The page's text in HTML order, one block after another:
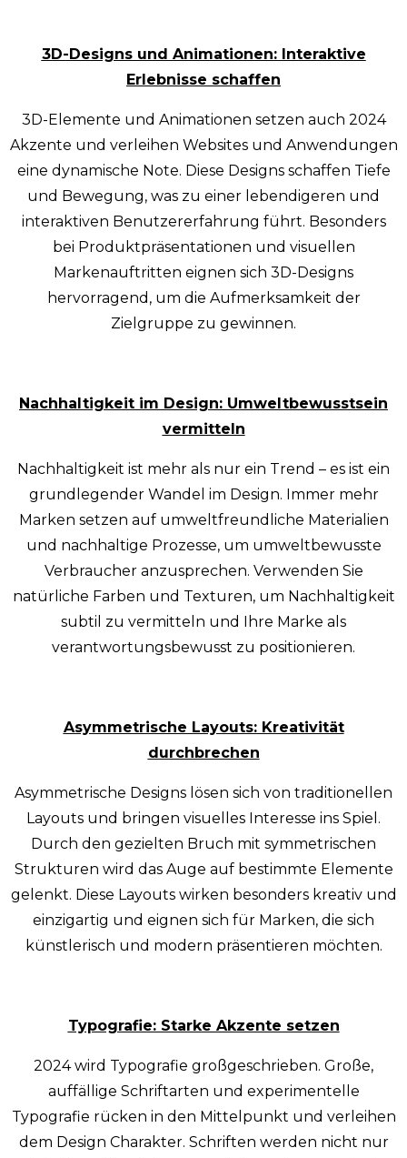
3D-Designs und Animationen: Interaktive
Erlebnisse schaffen
3D-Elemente und Animationen setzen auch 2024
Akzente und verleihen Websites und Anwendungen
eine dynamische Note. Diese Designs schaffen Tiefe
und Bewegung, was zu einer lebendigeren und
interaktiven Benutzererfahrung führt. Besonders
bei Produktpräsentationen und visuellen
Markenauftritten eignen sich 3D-Designs
hervorragend, um die Aufmerksamkeit der
Zielgruppe zu gewinnen.
Nachhaltigkeit im Design: Umweltbewusstsein
vermitteln
Nachhaltigkeit ist mehr als nur ein Trend – es ist ein
grundlegender Wandel im Design. Immer mehr
Marken setzen auf umweltfreundliche Materialien
und nachhaltige Prozesse, um umweltbewusste
Verbraucher anzusprechen. Verwenden Sie
natürliche Farben und Texturen, um Nachhaltigkeit
subtil zu vermitteln und Ihre Marke als
verantwortungsbewusst zu positionieren.
Asymmetrische Layouts: Kreativität
durchbrechen
Asymmetrische Designs lösen sich von traditionellen
Layouts und bringen visuelles Interesse ins Spiel.
Durch den gezielten Bruch mit symmetrischen
Strukturen wird das Auge auf bestimmte Elemente
gelenkt. Diese Layouts wirken besonders kreativ und
einzigartig und eignen sich für Marken, die sich
künstlerisch und modern präsentieren möchten.
Typografie: Starke Akzente setzen
2024 wird Typografie großgeschrieben. Große,
auffällige Schriftarten und experimentelle
Typografie rücken in den Mittelpunkt und verleihen
dem Design Charakter. Schriften werden nicht nur